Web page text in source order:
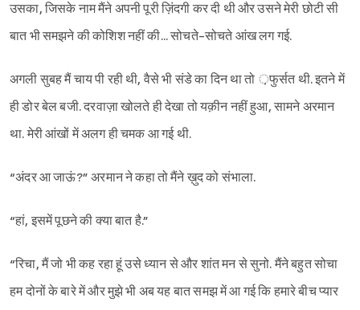
उसका, जिसके नाम मैंने अपनी पूरी ज़िंदगी कर दी थी और उसने मेरी छोटी सी
बात भी समझने की कोशिश नहीं की... सोचते-सोचते आंख लग गई.
अगली सुबह मैं चाय पी रही थी, वैसे भी संडे का दिन था तो ़फुर्सत थी. इतने में
ही डोर बेल बजी. दरवाज़ा खोलते ही देखा तो यक़ीन नहीं हुआ, सामने अरमान
था. मेरी आंखों में अलग ही चमक आ गई थी.
“अंदर आ जाऊं?” अरमान ने कहा तो मैंने ख़ुद को संभाला.
“हां, इसमें पूछने की क्या बात है.”
“रिचा, मैं जो भी कह रहा हूं उसे ध्यान से और शांत मन से सुनो. मैंने बहुत सोचा
हम दोनों के बारे में और मुझे भी अब यह बात समझ में आ गई कि हमारे बीच प्यार